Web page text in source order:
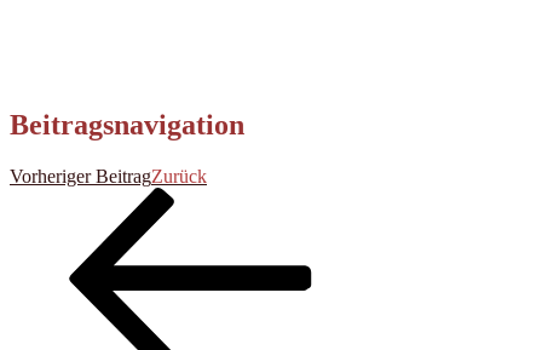
Beitragsnavigation
Vorheriger BeitragZurück